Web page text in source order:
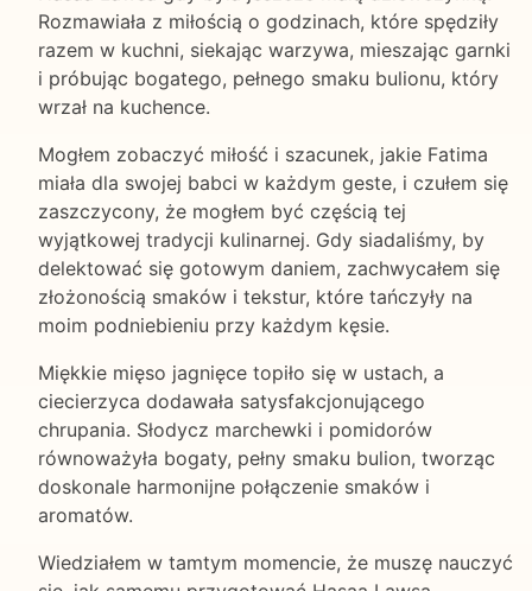
Rozmawiała z miłością o godzinach, które spędziły
razem w kuchni, siekając warzywa, mieszając garnki
i próbując bogatego, pełnego smaku bulionu, który
wrzał na kuchence.
Mogłem zobaczyć miłość i szacunek, jakie Fatima
miała dla swojej babci w każdym geste, i czułem się
zaszczycony, że mogłem być częścią tej
wyjątkowej tradycji kulinarnej. Gdy siadaliśmy, by
delektować się gotowym daniem, zachwycałem się
złożonością smaków i tekstur, które tańczyły na
moim podniebieniu przy każdym kęsie.
Miękkie mięso jagnięce topiło się w ustach, a
ciecierzyca dodawała satysfakcjonującego
chrupania. Słodycz marchewki i pomidorów
równoważyła bogaty, pełny smaku bulion, tworząc
doskonale harmonijne połączenie smaków i
aromatów.
Wiedziałem w tamtym momencie, że muszę nauczyć